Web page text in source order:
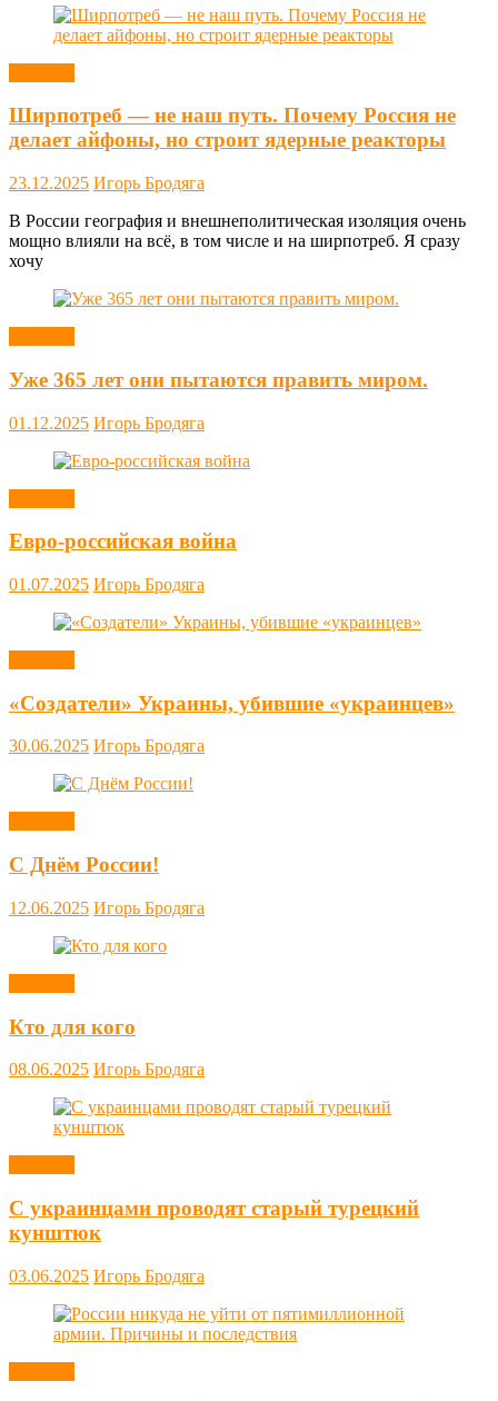
Ширпотреб — не наш путь. Почему Россия не
делает айфоны, но строит ядерные реакторы
23.12.2025 Игорь Бродяга
В России география и внешнеполитическая изоляция очень
мощно влияли на всё, в том числе и на ширпотреб. Я сразу
хочу
Уже 365 лет они пытаются править миром.
01.12.2025 Игорь Бродяга
Евро-российская война
01.07.2025 Игорь Бродяга
«Создатели» Украины, убившие «украинцев»
30.06.2025 Игорь Бродяга
С Днём России!
12.06.2025 Игорь Бродяга
Кто для кого
08.06.2025 Игорь Бродяга
С украинцами проводят старый турецкий
кунштюк
03.06.2025 Игорь Бродяга